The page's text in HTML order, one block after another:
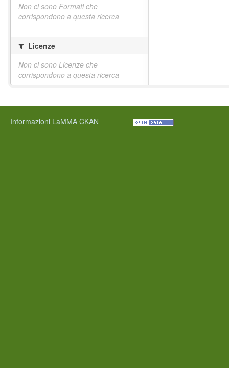
Non ci sono Formati che
corrispondono a questa ricerca
Licenze
Non ci sono Licenze che
corrispondono a questa ricerca
Informazioni LaMMA CKAN